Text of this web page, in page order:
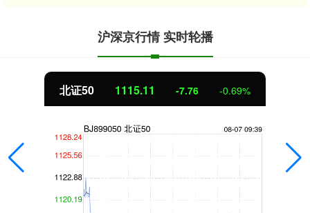
沪深京行情 实时轮播
北证50 1115.11 -7.76 -0.69%